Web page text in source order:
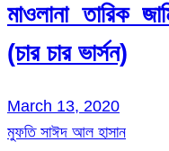
মাওলানা তারিক
(চার চার ভার্সন)
March 13, 2020
মুফতি সাঈদ আল হাসান